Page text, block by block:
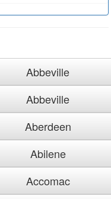
Abbeville
Abbeville
Aberdeen
Abilene
Accomac